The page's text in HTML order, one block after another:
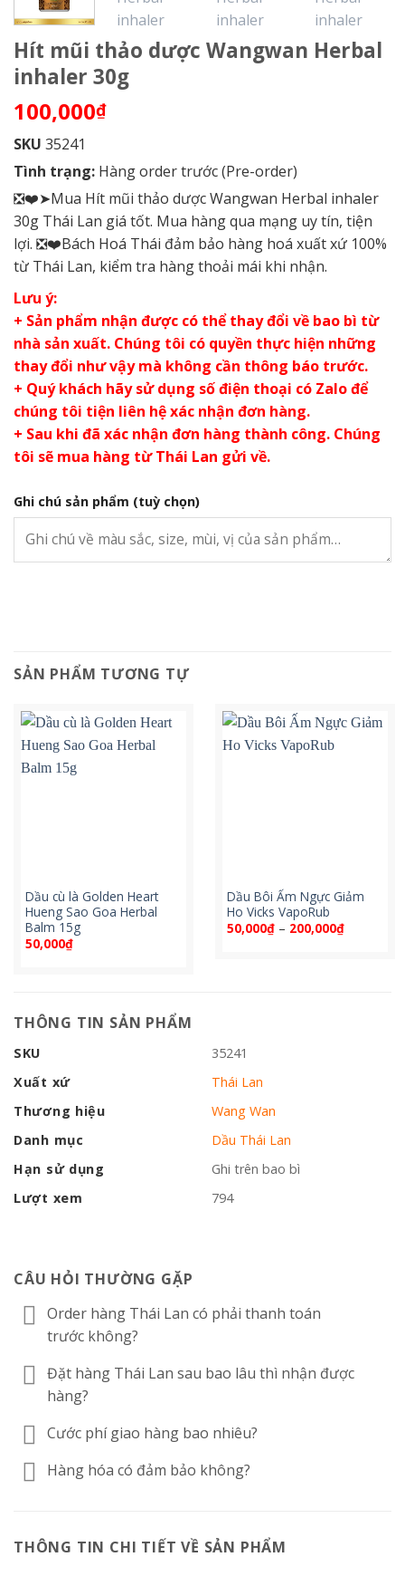
Hít mũi thảo dược Wangwan Herbal
inhaler 30g
100,000₫
SKU 35241
Tình trạng: Hàng order trước (Pre-order)
❎❤️➤Mua Hít mũi thảo dược Wangwan Herbal inhaler
30g Thái Lan giá tốt. Mua hàng qua mạng uy tín, tiện
lợi. ❎❤️Bách Hoá Thái đảm bảo hàng hoá xuất xứ 100%
từ Thái Lan, kiểm tra hàng thoải mái khi nhận.
Lưu ý:
+ Sản phẩm nhận được có thể thay đổi về bao bì từ
nhà sản xuất. Chúng tôi có quyền thực hiện những
thay đổi như vậy mà không cần thông báo trước.
+ Quý khách hãy sử dụng số điện thoại có Zalo để
chúng tôi tiện liên hệ xác nhận đơn hàng.
+ Sau khi đã xác nhận đơn hàng thành công. Chúng
tôi sẽ mua hàng từ Thái Lan gửi về.
Ghi chú sản phẩm (tuỳ chọn)
SẢN PHẨM TƯƠNG TỰ
Dầu cù là Golden Heart
Hueng Sao Goa Herbal
Balm 15g
50,000₫
Dầu Bôi Ấm Ngực Giảm
Ho Vicks VapoRub
50,000₫ – 200,000₫Khoảng
giá:
THÔNG TIN SẢN PHẨM
SKU
35241
Xuất xứ
Thái Lan
Thương hiệu
Wang Wan
Danh mục
Dầu Thái Lan
Hạn sử dụng
Ghi trên bao bì
Lượt xem
794
CÂU HỎI THƯỜNG GẶP
Order hàng Thái Lan có phải thanh toán
trước không?
Đặt hàng Thái Lan sau bao lâu thì nhận được
hàng?
Cước phí giao hàng bao nhiêu?
Hàng hóa có đảm bảo không?
THÔNG TIN CHI TIẾT VỀ SẢN PHẨM